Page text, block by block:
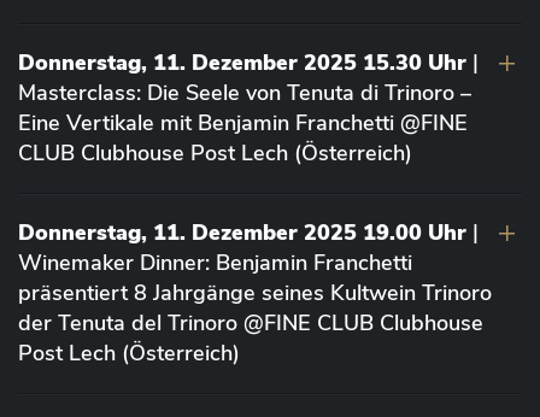
Donnerstag, 11. Dezember 2025 15.30 Uhr |
Masterclass: Die Seele von Tenuta di Trinoro –
Eine Vertikale mit Benjamin Franchetti @FINE
CLUB Clubhouse Post Lech (Österreich)
Donnerstag, 11. Dezember 2025 19.00 Uhr |
Winemaker Dinner: Benjamin Franchetti
präsentiert 8 Jahrgänge seines Kultwein Trinoro
der Tenuta del Trinoro @FINE CLUB Clubhouse
Post Lech (Österreich)